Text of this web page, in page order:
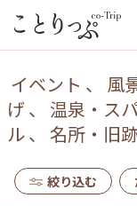
イベント 、 風
げ 、 温泉・ス
ル、 名所・旧
絞り込む